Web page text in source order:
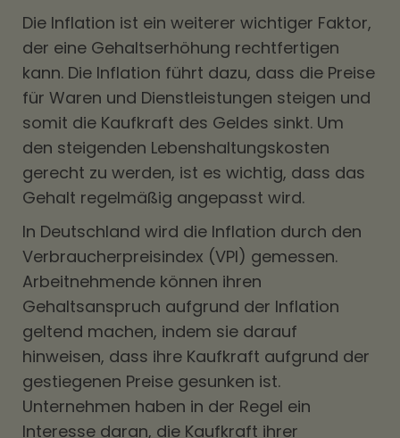
Die Inflation ist ein weiterer wichtiger Faktor,
der eine Gehaltserhöhung rechtfertigen
kann. Die Inflation führt dazu, dass die Preise
für Waren und Dienstleistungen steigen und
somit die Kaufkraft des Geldes sinkt. Um
den steigenden Lebenshaltungskosten
gerecht zu werden, ist es wichtig, dass das
Gehalt regelmäßig angepasst wird.
In Deutschland wird die Inflation durch den
Verbraucherpreisindex (VPI) gemessen.
Arbeitnehmende können ihren
Gehaltsanspruch aufgrund der Inflation
geltend machen, indem sie darauf
hinweisen, dass ihre Kaufkraft aufgrund der
gestiegenen Preise gesunken ist.
Unternehmen haben in der Regel ein
Interesse daran, die Kaufkraft ihrer